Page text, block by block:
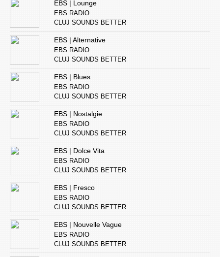
EBS | Lounge
EBS RADIO
CLUJ SOUNDS BETTER
EBS | Alternative
EBS RADIO
CLUJ SOUNDS BETTER
EBS | Blues
EBS RADIO
CLUJ SOUNDS BETTER
EBS | Nostalgie
EBS RADIO
CLUJ SOUNDS BETTER
EBS | Dolce Vita
EBS RADIO
CLUJ SOUNDS BETTER
EBS | Fresco
EBS RADIO
CLUJ SOUNDS BETTER
EBS | Nouvelle Vague
EBS RADIO
CLUJ SOUNDS BETTER